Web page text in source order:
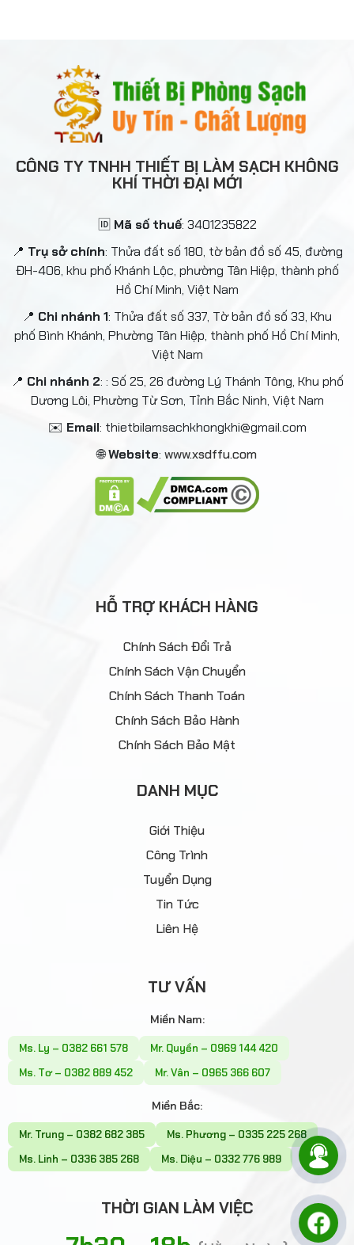
CÔNG TY TNHH THIẾT BỊ LÀM SẠCH KHÔNG
KHÍ THỜI ĐẠI MỚI
🆔 Mã số thuế: 3401235822
📍 Trụ sở chính: Thửa đất số 180, tờ bản đồ số 45, đường
ĐH-406, khu phố Khánh Lộc, phường Tân Hiệp, thành phố
Hồ Chí Minh, Việt Nam
📍 Chi nhánh 1: Thửa đất số 337, Tờ bản đồ số 33, Khu
phố Bình Khánh, Phường Tân Hiệp, thành phố Hồ Chí Minh,
Việt Nam
📍 Chi nhánh 2: : Số 25, 26 đường Lý Thánh Tông, Khu phố
Dương Lôi, Phường Từ Sơn, Tỉnh Bắc Ninh, Việt Nam
✉️ Email: thietbilamsachkhongkhi@gmail.com
🌐Website: www.xsdffu.com
HỖ TRỢ KHÁCH HÀNG
Chính Sách Đổi Trả
Chính Sách Vận Chuyển
Chính Sách Thanh Toán
Chính Sách Bảo Hành
Chính Sách Bảo Mật
DANH MỤC
Giới Thiệu
Công Trình
Tuyển Dụng
Tin Tức
Liên Hệ
TƯ VẤN
Miền Nam:
Ms. Ly – 0382 661 578
Mr. Quyền – 0969 144 420
Ms. Tơ – 0382 889 452
Mr. Vân – 0965 366 607
Miền Bắc:
Mr. Trung – 0382 682 385
Ms. Phương – 0335 225 268
Ms. Linh – 0336 385 268
Ms. Diệu – 0332 776 989
THỜI GIAN LÀM VIỆC